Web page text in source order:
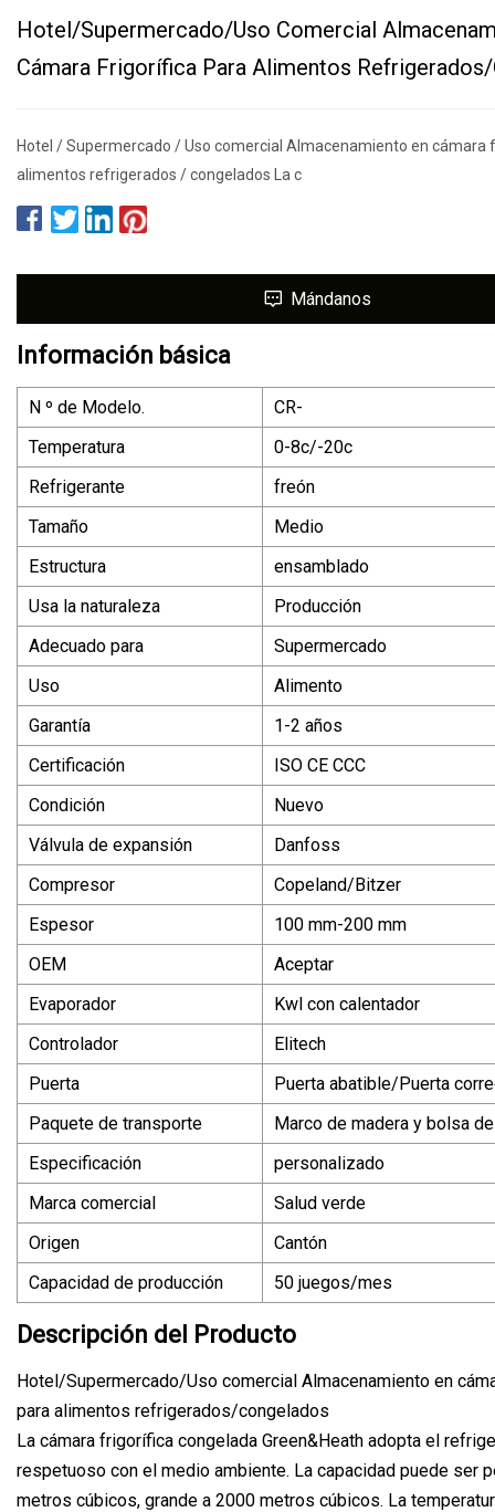
Hotel/Supermercado/Uso Comercial
Cámara Frigorífica Para Alimentos
Hotel / Supermercado / Uso comercial Almacenamiento en cámara
alimentos refrigerados / congelados La c
Mándanos
Información básica
N º de Modelo.
CR-
Temperatura
0-8c/-20c
Refrigerante
freón
Tamaño
Medio
Estructura
ensamblado
Usa la naturaleza
Producción
Adecuado para
Supermercado
Uso
Alimento
Garantía
1-2 años
Certificación
ISO CE CCC
Condición
Nuevo
Válvula de expansión
Danfoss
Compresor
Copeland/Bitzer
Espesor
100 mm-200 mm
OEM
Aceptar
Evaporador
Kwl con calentador
Controlador
Elitech
Puerta
Puerta abatible/Puerta
Paquete de transporte
Marco de madera y bolsa
Especificación
personalizado
Marca comercial
Salud verde
Origen
Cantón
Capacidad de producción
50 juegos/mes
Descripción del Producto
Hotel/Supermercado/Uso comercial Almacenamiento en
para alimentos refrigerados/congelados
La cámara frigorífica congelada Green&Heath adopta el
respetuoso con el medio ambiente. La capacidad puede ser
metros cúbicos, grande a 2000 metros cúbicos. La